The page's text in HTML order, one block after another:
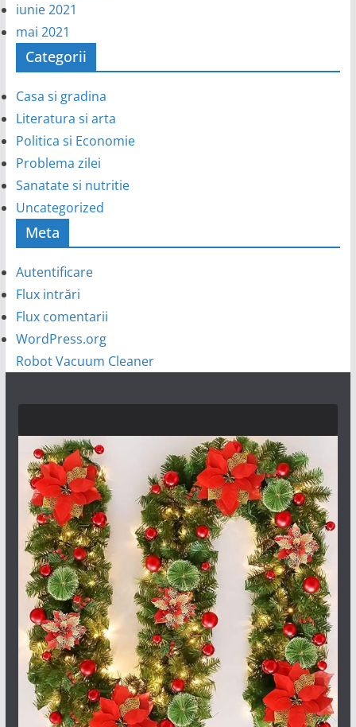
iunie 2021
mai 2021
Categorii
Casa si gradina
Literatura si arta
Politica si Economie
Problema zilei
Sanatate si nutritie
Uncategorized
Meta
Autentificare
Flux intrări
Flux comentarii
WordPress.org
Robot Vacuum Cleaner